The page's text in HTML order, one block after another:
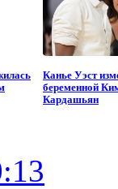
Канье Уэст
беременной
Кардашьян